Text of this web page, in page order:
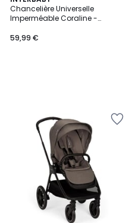
Chancelière Universelle
Imperméable Coraline -
59,99 €